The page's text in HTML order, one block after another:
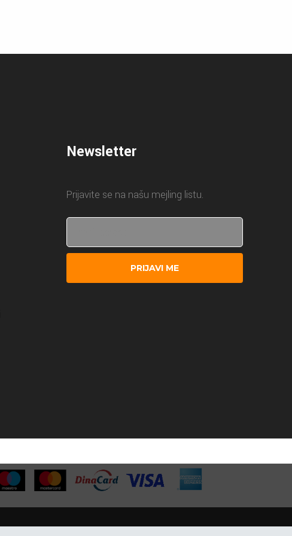
Newsletter
Prijavite se na našu mejling listu.
PRIJAVI ME